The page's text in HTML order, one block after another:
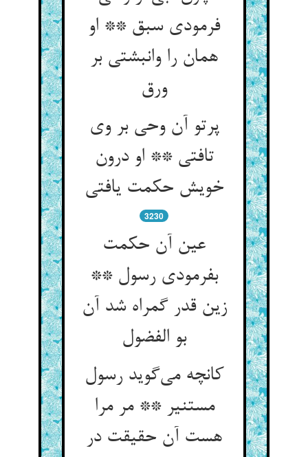
فرمودی سبق ** او
همان را وانبشتی بر
پرتو آن وحی بر وی
تافتی ** او درون
3230
عین آن حکمت
بفرمودی رسول **
زین قدر گمراه شد آن
کانچه می‌‌گوید رسول
مستنیر ** مر مرا
هست آن حقیقت در